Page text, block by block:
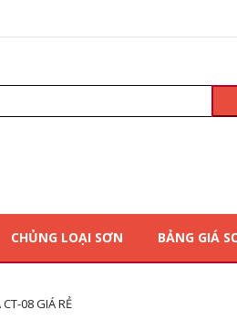
CHỦNG LOẠI SƠN BẢNG GIÁ
08 GIÁ RẺ